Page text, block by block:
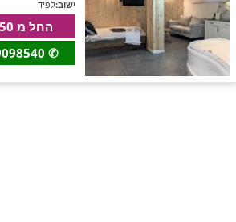
חדרים לפי שעה בגליל מערבי
חדרים לפי שעה באזור ירושלים
חדרים באזור
ישוב:לפיד
החל מ 250 ₪
✆